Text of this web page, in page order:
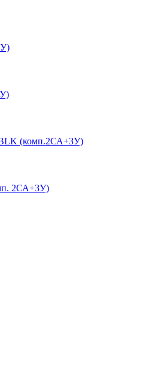
(комп.2СА+ЗУ)
2СА+ЗУ)